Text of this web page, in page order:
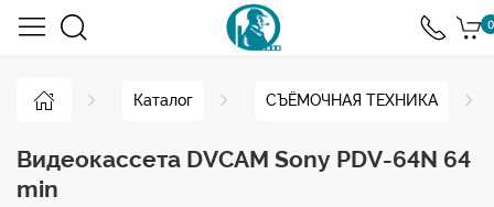
0
Каталог СЪЁМОЧНАЯ ТЕХНИКА
Видеокассета DVCAM Sony PDV-64N 64
min